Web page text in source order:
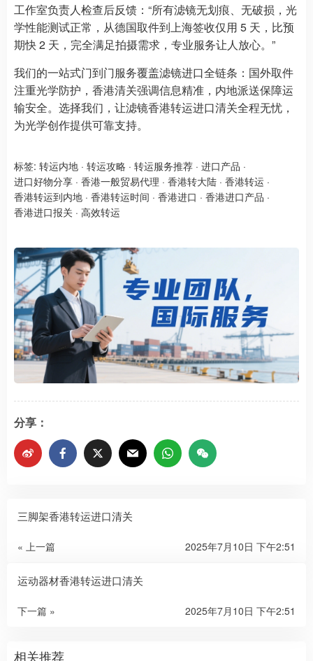
工作室负责人检查后反馈：“所有滤镜无划痕、无破损，光
学性能测试正常，从德国取件到上海签收仅用 5 天，比预
期快 2 天，完全满足拍摄需求，专业服务让人放心。”
我们的一站式门到门服务覆盖滤镜进口全链条：国外取件
注重光学防护，香港清关强调信息精准，内地派送保障运
输安全。选择我们，让滤镜香港转运进口清关全程无忧，
为光学创作提供可靠支持。
标签: 转运内地 · 转运攻略 · 转运服务推荐 · 进口产品 ·
进口好物分享 · 香港一般贸易代理 · 香港转大陆 · 香港转运 ·
香港转运到内地 · 香港转运时间 · 香港进口 · 香港进口产品 ·
香港进口报关 · 高效转运
分享：
三脚架香港转运进口清关
« 上一篇 2025年7月10日 下午2:51
运动器材香港转运进口清关
下一篇 » 2025年7月10日 下午2:51
相关推荐